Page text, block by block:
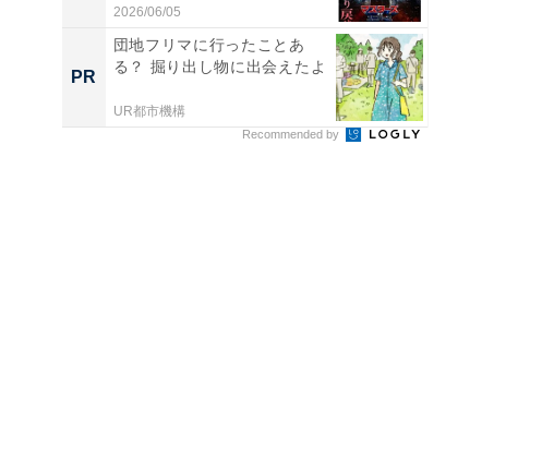
で...
2026/06/05
PR
団地フリマに行ったことあ
る？ 掘り出し物に出会えたよ
UR都市機構
Recommended by